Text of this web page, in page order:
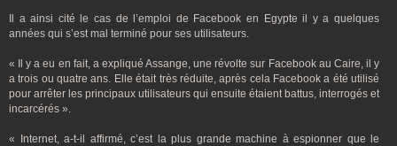
Il a ainsi cité le cas de l’emploi de Facebook en Egypte il y a quelques
années qui s’est mal terminé pour ses utilisateurs.
« Il y a eu en fait, a expliqué Assange, une révolte sur Facebook au Caire, il y
a trois ou quatre ans. Elle était très réduite, après cela Facebook a été utilisé
pour arrêter les principaux utilisateurs qui ensuite étaient battus, interrogés et
incarcérés ».
« Internet, a-t-il affirmé, c’est la plus grande machine à espionner que le